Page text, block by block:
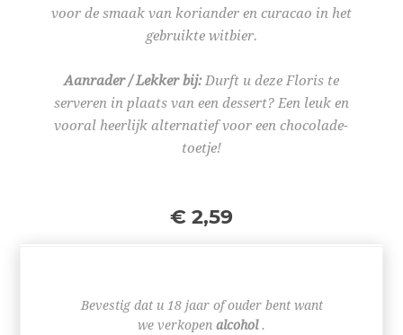
voor de smaak van koriander en curacao in het
gebruikte witbier.
Aanrader / Lekker bij:Durft u deze Floris te
serveren in plaats van een dessert? Een leuk en
vooral heerlijk alternatief voor een chocolade-
toetje!
€ 2,59
+
Bevestig dat u 18 jaar of ouder bent want
we verkopen alcohol.